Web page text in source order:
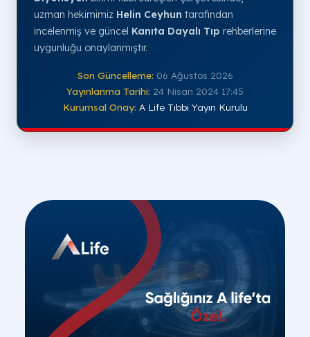
uzman hekimimiz Helin Ceyhun tarafından
incelenmiş ve güncel Kanıta Dayalı Tıp rehberlerine
uygunluğu onaylanmıştır.
Son Güncelleme: 06 Ağustos 2026
Yayınlanma Tarihi: 24 Nisan 2024 17:45
Kurumsal Onay: A Life Tıbbi Yayın Kurulu